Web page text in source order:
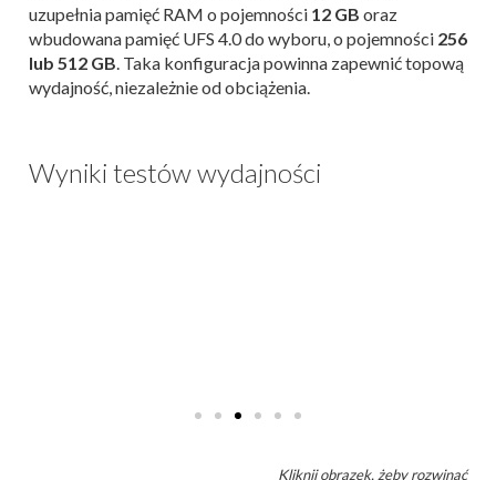
uzupełnia pamięć RAM o pojemności 12 GB oraz
wbudowana pamięć UFS 4.0 do wyboru, o pojemności 256
lub 512 GB . Taka konfiguracja powinna zapewnić topową
wydajność, niezależnie od obciążenia.
Wyniki testów wydajności
Kliknij obrazek, żeby rozwinąć